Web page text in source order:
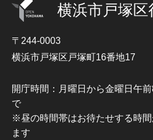
横浜市戸塚区
〒244-0003
横浜市戸塚区戸塚町16番地17
開庁時間：月曜日から金曜日午
で
※昼の時間帯はお待たせする時間
ます